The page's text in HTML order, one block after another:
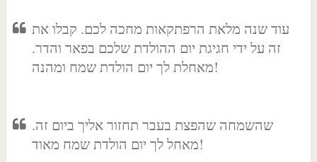
עוד שנה מלאת הרפתקאות מחכה לכם. קבלו את
זה על ידי חגיגת יום ההולדת שלכם בפאר והדר.
מאחלת לך יום הולדת שמח ומהנה!
שהשמחה שהפצת בעבר תחזור אליך ביום זה.
מאחל לך יום הולדת שמח מאוד!